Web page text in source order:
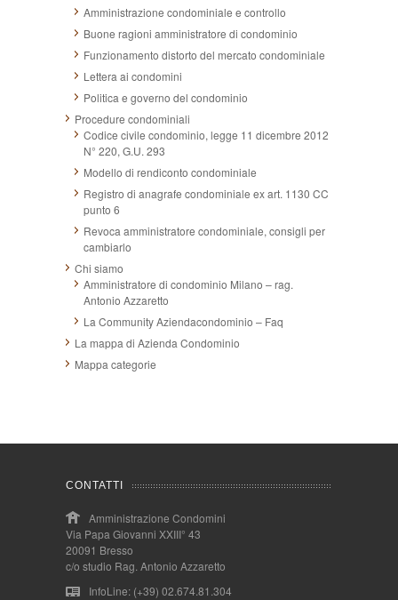
Amministrazione condominiale e controllo
Buone ragioni amministratore di condominio
Funzionamento distorto del mercato condominiale
Lettera ai condomini
Politica e governo del condominio
Procedure condominiali
Codice civile condominio, legge 11 dicembre 2012
N° 220, G.U. 293
Modello di rendiconto condominiale
Registro di anagrafe condominiale ex art. 1130 CC
punto 6
Revoca amministratore condominiale, consigli per
cambiarlo
Chi siamo
Amministratore di condominio Milano – rag.
Antonio Azzaretto
La Community Aziendacondominio – Faq
La mappa di Azienda Condominio
Mappa categorie
CONTATTI
Amministrazione Condomini
Via Papa Giovanni XXIII° 43
20091 Bresso
c/o studio Rag. Antonio Azzaretto
InfoLine: (+39) 02.674.81.304